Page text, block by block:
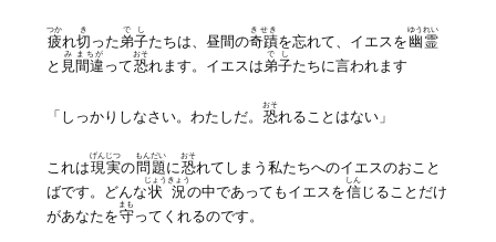
疲
つか
れ切
き
った 弟子
でし
たちは、昼間の奇蹟
きせき
を忘れて、イエスを幽霊
ゆうれい
と 見
み
間違
まちが
って恐
おそ
れます。イエスは 弟子
でし
たちに言われます
「しっかりしなさい。わたしだ。 恐
おそ
れることはない」
これは現実
げんじつ
の問題
もんだい
に 恐
おそ
れてしまう私たちへのイエスのおこと
ばです。どんな状況
じょうきょう
の中であってもイエスを信
しん
じることだけ
があなたを守
まも
ってくれるのです。